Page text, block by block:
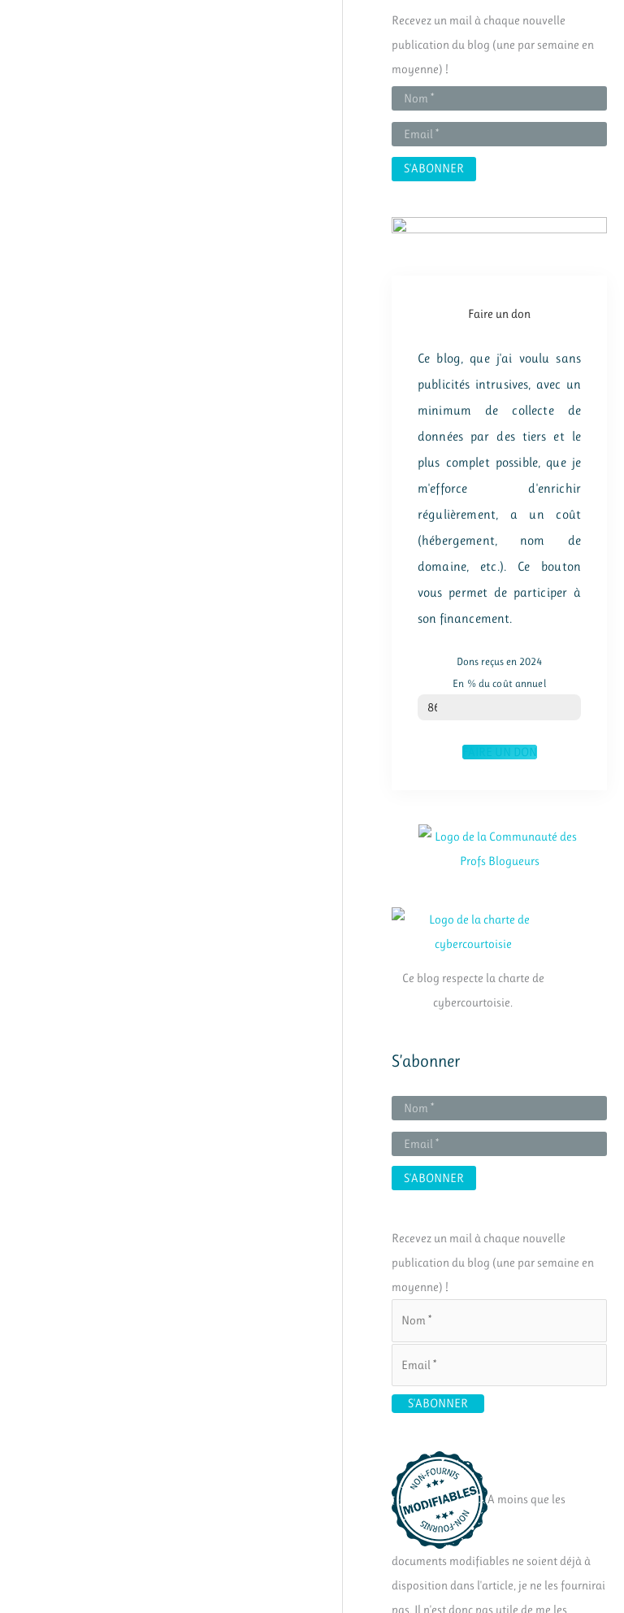
r
c
h
r
Recevez un mail à chaque nouvelle
publication du blog (une par semaine en
moyenne) !
Faire un don
Ce blog, que j'ai voulu sans
publicités intrusives, avec un
minimum de collecte de
données par des tiers et le
plus complet possible, que je
m'efforce d'enrichir
régulièrement, a un coût
(hébergement, nom de
domaine, etc.). Ce bouton
vous permet de participer à
son financement.
Dons reçus en 2024
En % du coût annuel
% du coût annuel
86
FAIRE UN DON
Ce blog respecte la charte de
cybercourtoisie.
S’abonner
Recevez un mail à chaque nouvelle
publication du blog (une par semaine en
moyenne) !
A moins que les
documents modifiables ne soient déjà à
disposition dans l'article, je ne les fournirai
pas. Il n'est donc pas utile de me les